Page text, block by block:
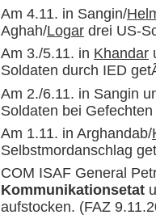
Am 4.11. in Sangin/
Aghah/Logar drei US-
Am 3./5.11. in Khandar
Soldaten durch IED
Am 2./6.11. in Sangin
Soldaten bei
Am 1.11. in Arghandab/
Selbstmordanschlag
COM ISAF General
Kommunikationsetat
aufstocken. (FAZ